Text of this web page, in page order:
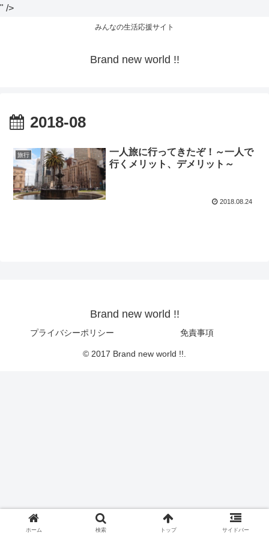
" />
みんなの生活応援サイト
Brand new world !!
2018-08
旅行
一人旅に行ってきたぞ！～一人で
行くメリット、デメリット～
2018.08.24
Brand new world !!
プライバシーポリシー 免責事項
© 2017 Brand new world !!.
ホーム 検索 トップ サイドバー